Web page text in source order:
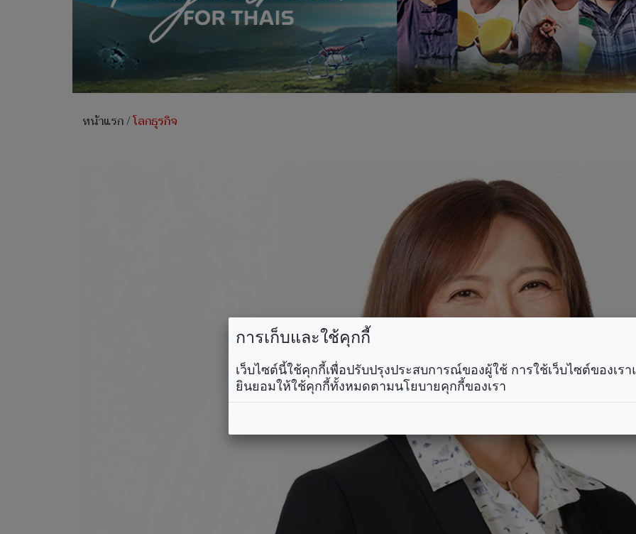
หน้าแรก/โลกธุรกิจ
การเก็บและใช้คุกกี้
เว็บไซต์นี้ใช้คุกกี้เพื่อปรับปรุงประสบการณ์ของผู้ใช้ การใช้เว็บไซต์ของเร
ยินยอมให้ใช้คุกกี้ทั้งหมดตามนโยบายคุกกี้ของเรา